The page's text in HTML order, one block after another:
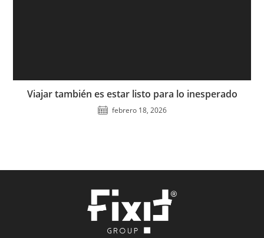
Viajar también es estar listo para lo inesperado
febrero 18, 2026